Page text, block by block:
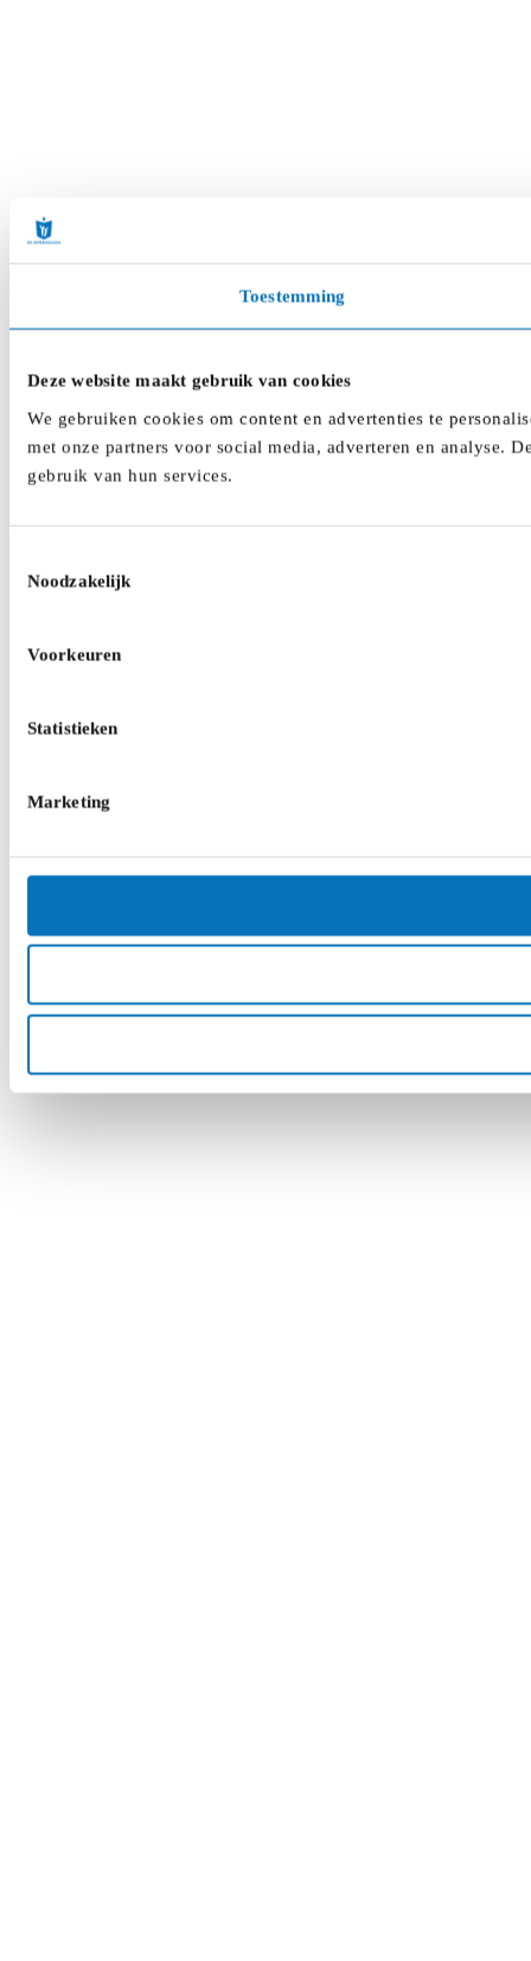
Toestemming
Deze website maakt gebruik van cookies
We gebruiken cookies om content en advertenties te
met onze partners voor social media, adverteren en analyse.
gebruik van hun services.
Noodzakelijk
Voorkeuren
Statistieken
Marketing